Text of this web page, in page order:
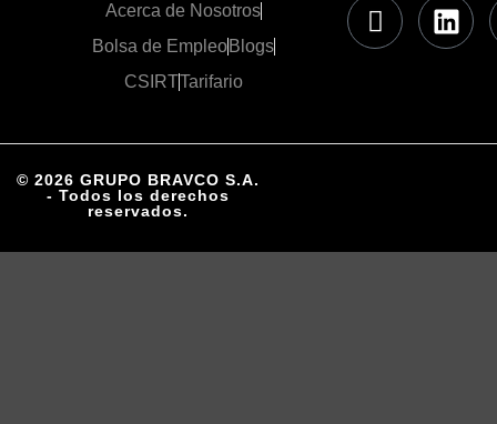
Acerca de Nosotros
Bolsa de EmpleoBlogs
CSIRTTarifario
© 2026 GRUPO BRAVCO S.A.
- Todos los derechos
reservados.